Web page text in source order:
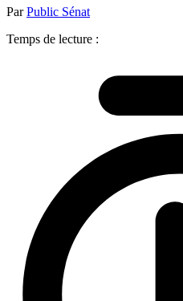
ParPublic Sénat
Temps de lecture :